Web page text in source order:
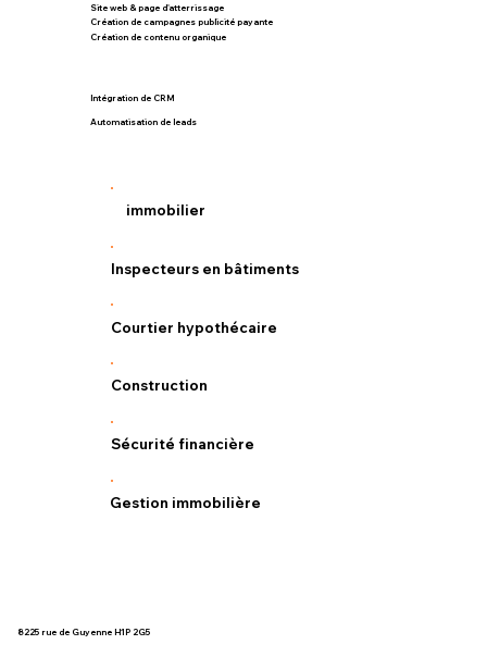
Site web & page d'atterrissage
Création de campagnes publicité payante
Création de contenu organique
Intégration de CRM
Automatisation de leads
immobilier
Inspecteurs en bâtiments
Courtier hypothécaire
Construction
Sécurité financière
Gestion immobilière
8225 rue de Guyenne H1P 2G5